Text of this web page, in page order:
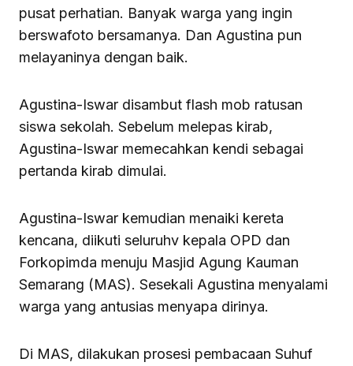
pusat perhatian. Banyak warga yang ingin
berswafoto bersamanya. Dan Agustina pun
melayaninya dengan baik.
Agustina-Iswar disambut flash mob ratusan
siswa sekolah. Sebelum melepas kirab,
Agustina-Iswar memecahkan kendi sebagai
pertanda kirab dimulai.
Agustina-Iswar kemudian menaiki kereta
kencana, diikuti seluruhv kepala OPD dan
Forkopimda menuju Masjid Agung Kauman
Semarang (MAS). Sesekali Agustina menyalami
warga yang antusias menyapa dirinya.
Di MAS, dilakukan prosesi pembacaan Suhuf